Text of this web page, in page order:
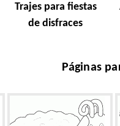
Trajes para fiestas
de disfraces
Páginas